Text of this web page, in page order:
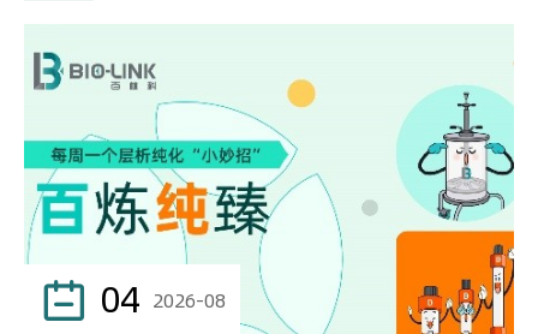
 04 2026-08